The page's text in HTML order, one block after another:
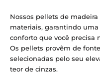
Nossos pellets de
materiais, garantindo
conforto que você precisa
Os pellets provêm de
selecionadas pelo seu
teor de cinzas.